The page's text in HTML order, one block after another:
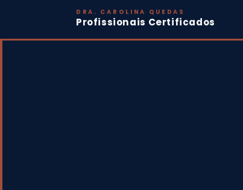
DRA. CAROLINA QUEDAS
Profissionais Certificados